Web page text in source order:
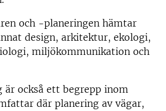
och -planeringen hämtar
design, arkitektur, ekologi,
miljökommunikation och
är också ett begrepp inom
där planering av vägar,